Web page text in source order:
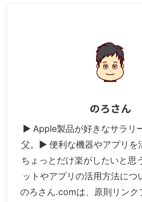
のろさん
▶︎ Apple製品が好きなサラリ
父。▶︎ 便利な機器やアプリを
ちょっとだけ楽がしたいと思
ットやアプリの活用方法に
のろさん.comは、原則リンク